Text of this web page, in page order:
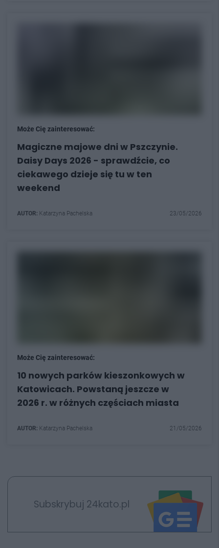
Może Cię zainteresować:
Magiczne majowe dni w Pszczynie.
Daisy Days 2026 - sprawdźcie, co
ciekawego dzieje się tu w ten
weekend
AUTOR: Katarzyna Pachelska 23/05/2026
Może Cię zainteresować:
10 nowych parków kieszonkowych w
Katowicach. Powstaną jeszcze w
2026 r. w różnych częściach miasta
AUTOR: Katarzyna Pachelska 21/05/2026
Subskrybuj 24kato.pl